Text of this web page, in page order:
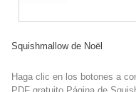
Squishmallow de Noël
Haga clic en los botones a